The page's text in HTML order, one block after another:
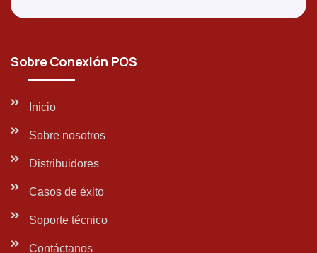
Sobre Conexión POS
Inicio
Sobre nosotros
Distribuidores
Casos de éxito
Soporte técnico
Contáctanos